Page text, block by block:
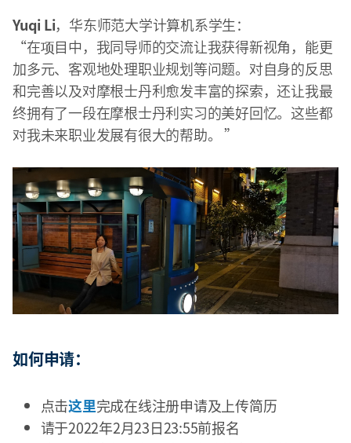
Yuqi Li，华东师范大学计算机系学生：
“在项目中，我同导师的交流让我获得新视角，能更
加多元、客观地处理职业规划等问题。对自身的反思
和完善以及对摩根士丹利愈发丰富的探索，还让我最
终拥有了一段在摩根士丹利实习的美好回忆。这些都
对我未来职业发展有很大的帮助。 ”
如何申请：
点击这里完成在线注册申请及上传简历
请于2022年2月23日23:55前报名